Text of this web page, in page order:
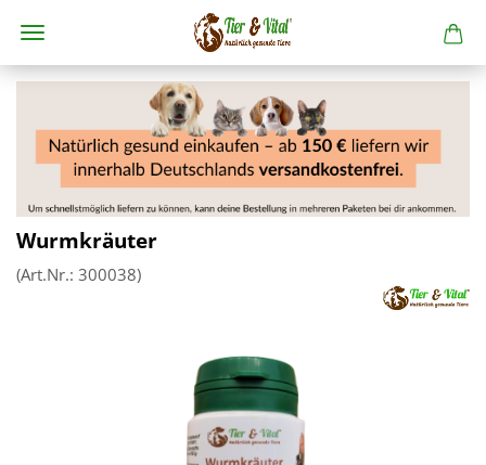
Wurmkräuter
(Art.Nr.: 300038)